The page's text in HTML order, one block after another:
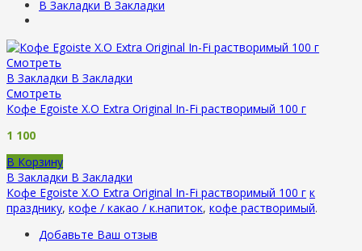
В Закладки В Закладки
Смотреть
В Закладки В Закладки
Смотреть
Кофе Egoiste X.O Extra Original In-Fi растворимый 100 г
1 100
В Корзину
В Закладки В Закладки
Кофе Egoiste X.O Extra Original In-Fi растворимый 100 г к
празднику, кофе / какао / к.напиток, кофе растворимый.
Добавьте Ваш отзыв